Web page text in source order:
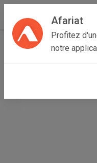
Afariat
Profitez
notre
Accueil Véhicules